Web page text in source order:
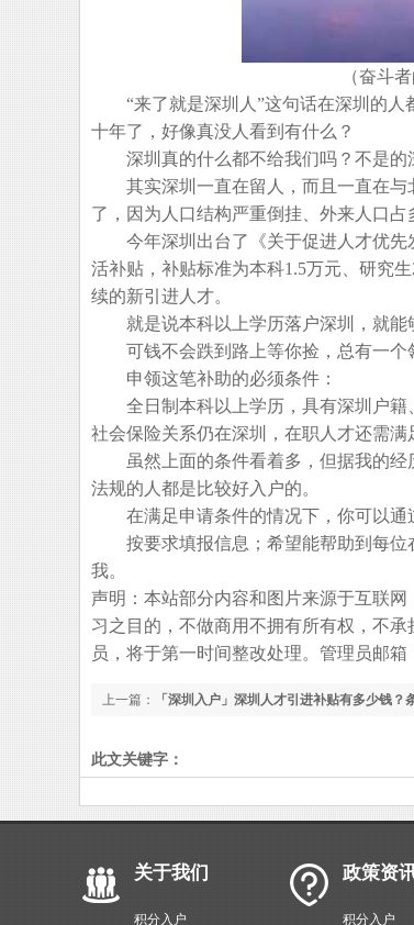
（奋斗
“来了就是深圳人”这句话在深圳的人
十年了，好像真没人看到有什么？
深圳真的什么都不给我们吗？不是的
其实深圳一直在留人，而且一直在与
了，因为人口结构严重倒挂、外来人口占
今年深圳出台了《关于促进人才优先
活补贴，补贴标准为本科1.5万元、研究
续的新引进人才。
就是说本科以上学历落户深圳，就能
可钱不会跌到路上等你捡，总有一个
申领这笔补助的必须条件：
全日制本科以上学历，具有深圳户籍
社会保险关系仍在深圳，在职人才还需满
虽然上面的条件看着多，但据我的经
法规的人都是比较好入户的。
在满足申请条件的情况下，你可以通
按要求填报信息；希望能帮助到每位
我。
声明：本站部分内容和图片来源于互联
习之目的，不做商用不拥有所有权，不
员，将于第一时间整改处理。管理员邮箱
上一篇： 「深圳入户」深圳人才引进补贴有多少钱？
此文关键字：
关于我们
积分入户
政策资
积分入户